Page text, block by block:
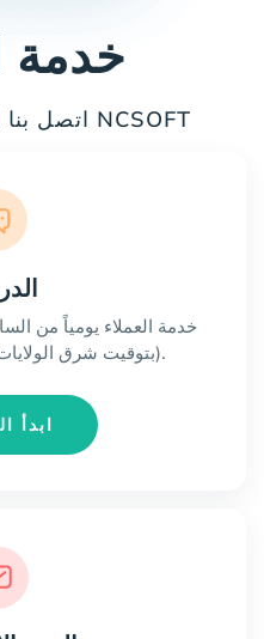
خدمة
اتصل بنا لمساعدتك في خدمة NCSOFT
(بتوقيت شرق الولايات المتحدة) عبر الدردشة.
ابدأ